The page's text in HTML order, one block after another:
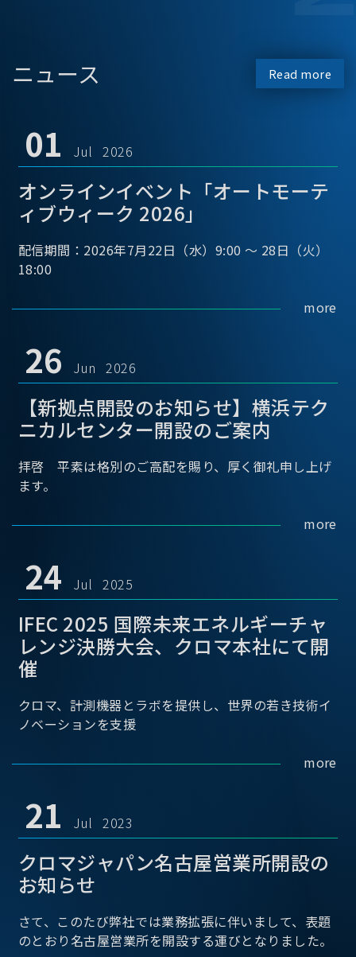
ニュース Read more
01 Jul 2026
オンラインイベント「オートモーテ
ィブウィーク 2026」
配信期間：2026年7月22日（水）9:00 ～ 28日（火）
18:00
more
26 Jun 2026
【新拠点開設のお知らせ】横浜テク
ニカルセンター開設のご案内
拝啓 平素は格別のご高配を賜り、厚く御礼申し上げ
ます。
more
24 Jul 2025
IFEC 2025 国際未来エネルギーチャ
レンジ決勝大会、クロマ本社にて開
催
クロマ、計測機器とラボを提供し、世界の若き技術イ
ノベーションを支援
more
21 Jul 2023
クロマジャパン名古屋営業所開設の
お知らせ
さて、このたび弊社では業務拡張に伴いまして、表題
のとおり名古屋営業所を開設する運びとなりました。